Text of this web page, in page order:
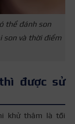
thể đánh son
son và thời điểm
được sử
khử thâm là tối